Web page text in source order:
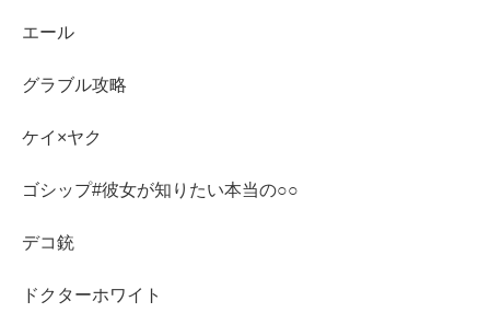
エール
グラブル攻略
ケイ×ヤク
ゴシップ#彼女が知りたい本当の○○
デコ銃
ドクターホワイト